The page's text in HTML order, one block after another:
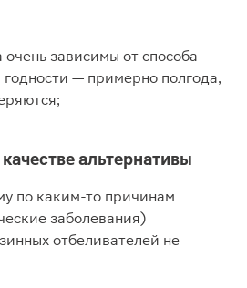
зависимы от способа
годности — примерно полгода,
альтернативы
по каким-то причинам
заболевания)
отбеливателей не